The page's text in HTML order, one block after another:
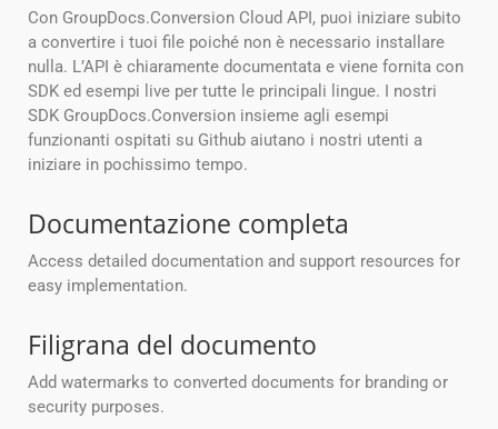
Con GroupDocs.Conversion Cloud API, puoi iniziare subito
a convertire i tuoi file poiché non è necessario installare
nulla. L’API è chiaramente documentata e viene fornita con
SDK ed esempi live per tutte le principali lingue. I nostri
SDK GroupDocs.Conversion insieme agli esempi
funzionanti ospitati su Github aiutano i nostri utenti a
iniziare in pochissimo tempo.
Documentazione completa
Access detailed documentation and support resources for
easy implementation.
Filigrana del documento
Add watermarks to converted documents for branding or
security purposes.